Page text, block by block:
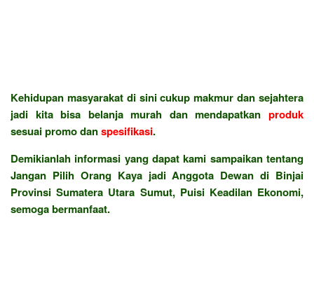
Kehidupan masyarakat di sini cukup makmur dan sejahtera
jadi kita bisa belanja murah dan mendapatkan produk
sesuai promo danspesifikasi.
Demikianlah informasi yang dapat kami sampaikan tentang
Jangan Pilih Orang Kaya jadi Anggota Dewan di Binjai
Provinsi Sumatera Utara Sumut, Puisi Keadilan Ekonomi,
semoga bermanfaat.